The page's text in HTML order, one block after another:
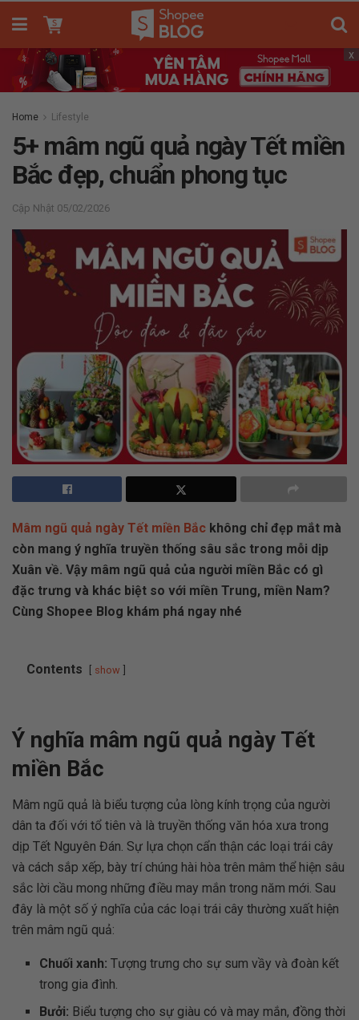
x
Home Lifestyle
5+ mâm ngũ quả ngày Tết miền
Bắc đẹp, chuẩn phong tục
05/02/2026
Mâm ngũ quả ngày Tết miền Bắc không chỉ đẹp mắt mà
còn mang ý nghĩa truyền thống sâu sắc trong mỗi dịp
Xuân về. Vậy mâm ngũ quả của người miền Bắc có gì
đặc trưng và khác biệt so với miền Trung, miền Nam?
Cùng Shopee Blog khám phá ngay nhé
Contents show
Ý nghĩa mâm ngũ quả ngày Tết
miền Bắc
Mâm ngũ quả là biểu tượng của lòng kính trọng của người
dân ta đối với tổ tiên và là truyền thống văn hóa xưa trong
dịp Tết Nguyên Đán. Sự lựa chọn cẩn thận các loại trái cây
và cách sắp xếp, bày trí chúng hài hòa trên mâm thể hiện sâu
sắc lời cầu mong những điều may mắn trong năm mới. Sau
đây là một số ý nghĩa của các loại trái cây thường xuất hiện
trên mâm ngũ quả:
Chuối xanh: Tượng trưng cho sự sum vầy và đoàn kết
trong gia đình.
Bưởi: Biểu tượng cho sự giàu có và may mắn, đồng thời